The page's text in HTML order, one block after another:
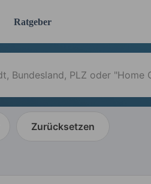
Ratgeber
Zurücksetzen